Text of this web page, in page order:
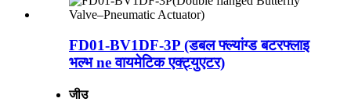
FD01-BV1DF-3P (डबल फ्ल्यांग्ड बटरफ्लाइ
भल्भ ne वायमेटिक एक्ट्युएटर)
जीउ